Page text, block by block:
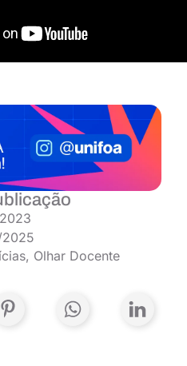
, Olhar Docente